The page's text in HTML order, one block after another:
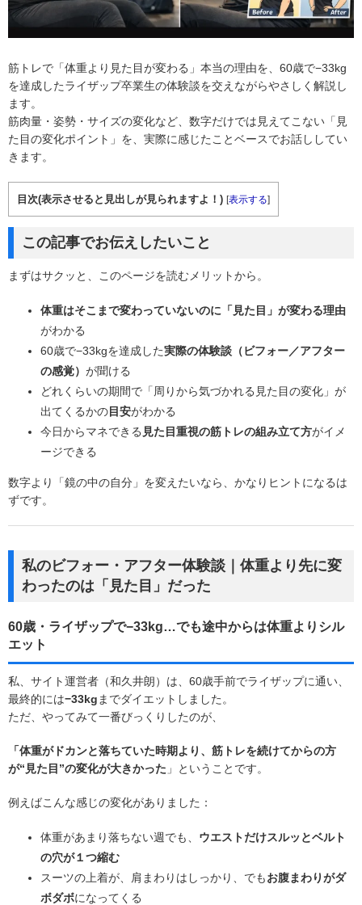
筋トレで「体重より見た目が変わる」本当の理由を、60歳で−33kg
を達成したライザップ卒業生の体験談を交えながらやさしく解説し
ます。
筋肉量・姿勢・サイズの変化など、数字だけでは見えてこない「見
た目の変化ポイント」を、実際に感じたことベースでお話ししてい
きます。
目次(表示させると見出しが見られますよ！) [表示する]
この記事でお伝えしたいこと
まずはサクッと、このページを読むメリットから。
体重はそこまで変わっていないのに「見た目」が変わる理由
がわかる
60歳で−33kgを達成した実際の体験談（ビフォー／アフター
の感覚） が聞ける
どれくらいの期間で「周りから気づかれる見た目の変化」が
出てくるかの目安がわかる
今日からマネできる 見た目重視の筋トレの組み立て方がイメ
ージできる
数字より「鏡の中の自分」を変えたいなら、かなりヒントになるは
ずです。
私のビフォー・アフター体験談｜体重より先に変
わったのは「見た目」だった
60歳・ライザップで−33kg…でも途中からは体重よりシル
エット
私、サイト運営者（和久井朗）は、60歳手前でライザップに通い、
最終的には−33kg までダイエットしました。
ただ、やってみて一番びっくりしたのが、
「体重がドカンと落ちていた時期より、筋トレを続けてからの方
が“見た目”の変化が大きかった 」ということです。
例えばこんな感じの変化がありました：
体重があまり落ちない週でも、 ウエストだけスルッとベルト
の穴が１つ縮む
スーツの上着が、肩まわりはしっかり、でもお腹まわりがダ
ボダボになってくる